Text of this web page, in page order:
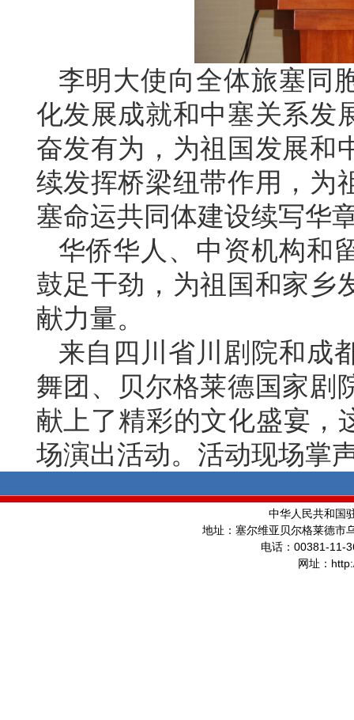
李明大使向全体旅塞同
化发展成就和中塞关系发
奋发有为，为祖国发展和
续发挥桥梁纽带作用，为
塞命运共同体建设续写华
华侨华人、中资机构和
鼓足干劲，为祖国和家乡
献力量。
来自四川省川剧院和成
舞团、贝尔格莱德国家剧
献上了精彩的文化盛宴，
场演出活动。活动现场掌
中华人民共和国
地址：塞尔维亚贝尔格莱德市
电话： 00381-11-
网址：